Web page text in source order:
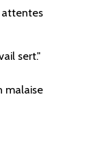
attentes
sert."
malaise